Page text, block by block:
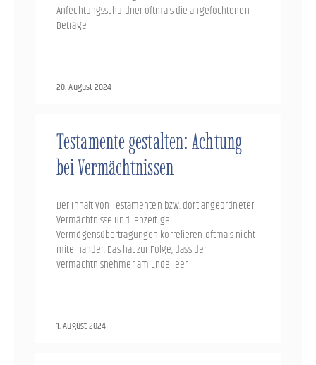
Anfechtungsschuldner oftmals die angefochtenen
Beträge
20. August 2024
Testamente gestalten: Achtung
bei Vermächtnissen
Der Inhalt von Testamenten bzw. dort angeordneter
Vermächtnisse und lebzeitige
Vermögensübertragungen korrelieren oftmals nicht
miteinander. Das hat zur Folge, dass der
Vermächtnisnehmer am Ende leer
1. August 2024